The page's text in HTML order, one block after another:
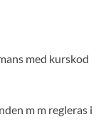
med kurskod
m m regleras i